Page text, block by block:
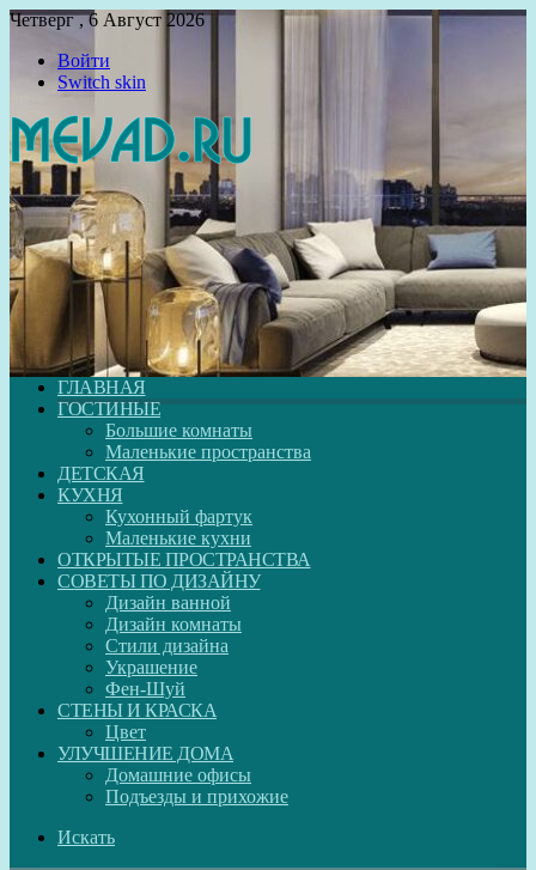
Четверг , 6 Август 2026
Войти
Switch skin
ГЛАВНАЯ
ГОСТИНЫЕ
Большие комнаты
Маленькие пространства
ДЕТСКАЯ
КУХНЯ
Кухонный фартук
Маленькие кухни
ОТКРЫТЫЕ ПРОСТРАНСТВА
СОВЕТЫ ПО ДИЗАЙНУ
Дизайн ванной
Дизайн комнаты
Стили дизайна
Украшение
Фен-Шуй
СТЕНЫ И КРАСКА
Цвет
УЛУЧШЕНИЕ ДОМА
Домашние офисы
Подъезды и прихожие
Искать